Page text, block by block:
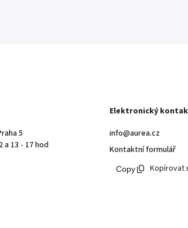
5
a 13 - 17 hod
Elektronický
info@aurea.cz
Kontaktní formulář
Kopírovat